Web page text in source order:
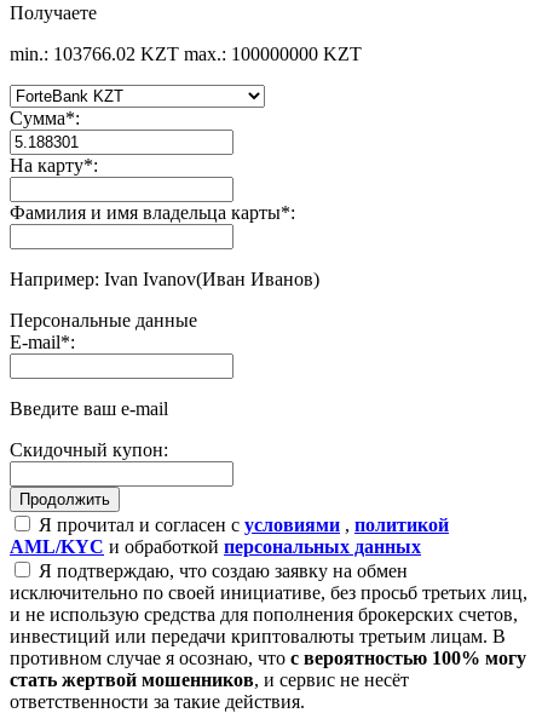
Получаете
min.: 103766.02 KZT max.: 100000000 KZT
Сумма*:
На карту*:
Фамилия и имя владельца карты*:
Например: Ivan Ivanov(Иван Иванов)
Персональные данные
E-mail*:
Введите ваш e-mail
Скидочный купон:
Я прочитал и согласен с условиями , политикой
AML/KYC и обработкой персональных данных
Я подтверждаю, что создаю заявку на обмен
исключительно по своей инициативе, без просьб третьих лиц,
и не использую средства для пополнения брокерских счетов,
инвестиций или передачи криптовалюты третьим лицам. В
противном случае я осознаю, что с вероятностью 100% могу
стать жертвой мошенников, и сервис не несёт
ответственности за такие действия.